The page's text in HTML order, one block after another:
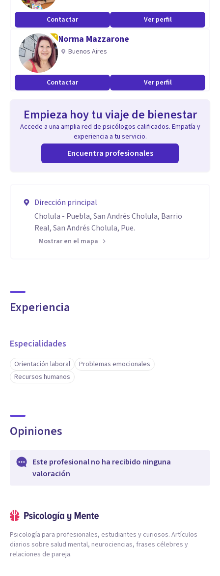
Contactar Ver perfil
Norma Mazzarone
Buenos Aires
Contactar Ver perfil
Empieza hoy tu viaje de bienestar
Accede a una amplia red de psicólogos calificados. Empatía y
experiencia a tu servicio.
Encuentra profesionales
Dirección principal
Cholula - Puebla, San Andrés Cholula, Barrio
Real, San Andrés Cholula, Pue.
Mostrar en el mapa
Experiencia
Especialidades
Orientación laboral
Problemas emocionales
Recursos humanos
Opiniones
Este profesional no ha recibido ninguna
valoración
Psicología para profesionales, estudiantes y curiosos. Artículos
diarios sobre salud mental, neurociencias, frases célebres y
relaciones de pareja.